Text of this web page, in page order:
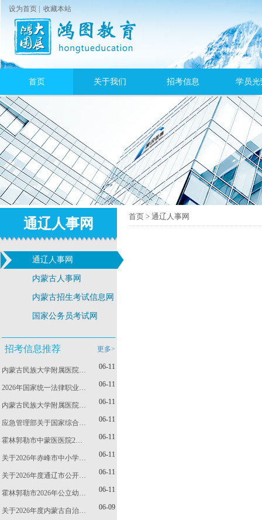
设为首页 收藏本站
首页 关于我们 招考信息 学员光
通辽人事网
通辽人事网
内蒙古人事网
内蒙古招生考试信息网
国家公务员考试网
招考信息推荐 更多>
06-11
内蒙古民族大学附属医院…
06-11
2026年国家统一法律职业…
06-11
内蒙古民族大学附属医院…
06-11
应急管理部关于国家综合…
06-11
霍林郭勒市中蒙医医院2…
06-11
关于2026年赤峰市中小学…
06-11
关于2026年度通辽市公开…
06-11
霍林郭勒市2026年公立幼…
06-09
关于2026年度内蒙古自治…
首页 > 通辽人事网